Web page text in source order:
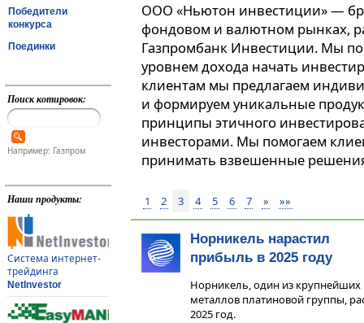
Победители
конкурса
Поединки
Поиск котировок:
Например: Газпром
Наши продукты:
Система интернет-
трейдинга
NetInvestor
ООО «Ньютон инвестиции» —
фондовом и валютном рынках,
Газпромбанк Инвестиции. Мы
уровнем дохода начать
клиентам мы предлагаем
и формируем уникальные
принципы этичного
инвесторами. Мы помогаем
принимать взвешенные
1 2 3 4 5 6 7 » »»
Норникель нарастил
прибыль в 2025 году
Норникель, один из
металлов платиновой группы,
2025 год.